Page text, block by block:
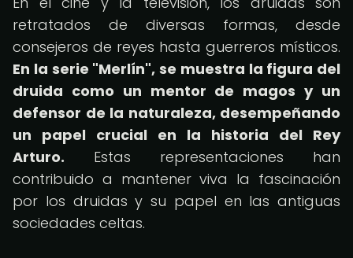
retratados de diversas formas, desde
consejeros de reyes hasta guerreros místicos.
En la serie "Merlín", se muestra la figura del
druida como un mentor de magos y un
defensor de la naturaleza, desempeñando
un papel crucial en la historia del Rey
Arturo. Estas representaciones han
contribuido a mantener viva la fascinación
por los druidas y su papel en las antiguas
sociedades celtas.